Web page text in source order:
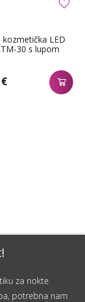
za nokte
potrebna nam
kozmetička LED
30 s lupom